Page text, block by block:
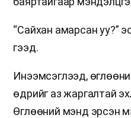
“Сайхан амарсан уу?”
гээд.
Инээмсэглээд,
өдрийг аз жаргалтай
Өглөөний мэнд эрсэн